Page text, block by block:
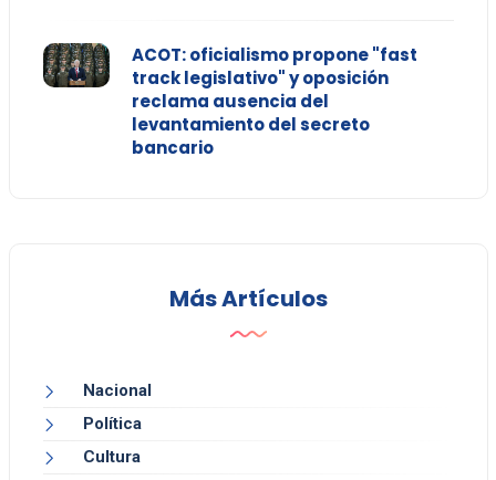
ACOT: oficialismo propone "fast
track legislativo" y oposición
reclama ausencia del
levantamiento del secreto
bancario
Más Artículos
Nacional
Política
Cultura